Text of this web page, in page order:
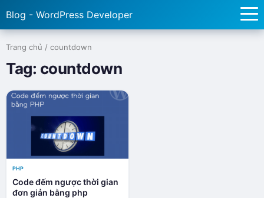
Blog - WordPress Developer
Trang chủ / countdown
Tag: countdown
PHP
Code đếm ngược thời gian
đơn giản bằng php